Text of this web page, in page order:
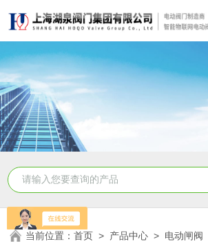
当前位置：首页 > 产品中心 > 电动闸阀